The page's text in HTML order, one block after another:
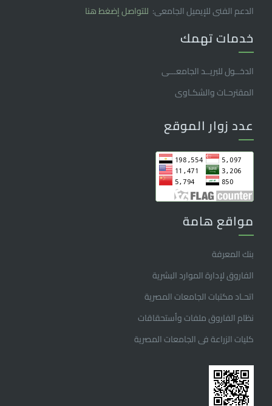
الدعم الفنى للإيميل الجامعى: للتواصل إضغط هنا
خدمات تهمك
الدخــول للبريــد الجامعـــى
المقترحـات والشكـاوى
عدد زوار الموقع
مواقع هامة
بنك المعرفة
الفاروق ﻹدارة الموارد البشرية
اتحـاد مكتبات الجامعات المصرية
نظام الفاروق ملفات وأستحقاقات
كليات الزراعة فى الجامعات المصرية